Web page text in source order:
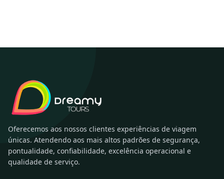
Oferecemos aos nossos clientes experiências de viagem
únicas. Atendendo aos mais altos padrões de segurança,
pontualidade, confiabilidade, excelência operacional e
qualidade de serviço.